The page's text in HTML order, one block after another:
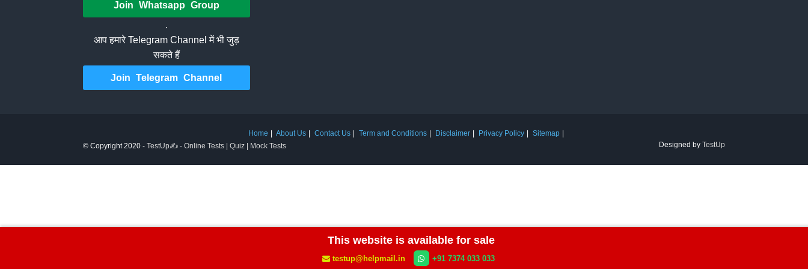
This website is available for sale
testup@helpmail.in +91 7374 033 033
Join Whatsapp Group
.
आप हमारे Telegram Channel में भी जुड़
सकते हैं
Join Telegram Channel
Home About Us Contact Us Term and Conditions Disclaimer Privacy Policy
Sitemap
© Copyright 2020 - TestUp✍️ - Online Tests | Quiz | Mock Tests Designed by TestUp